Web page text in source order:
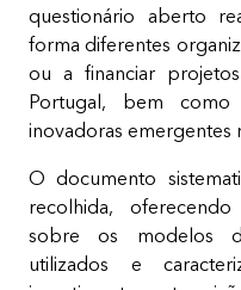
questionário aberto
forma diferentes
ou a financiar
Portugal, bem como
inovadoras emergentes
O documento
recolhida,
sobre os modelos
utilizados e